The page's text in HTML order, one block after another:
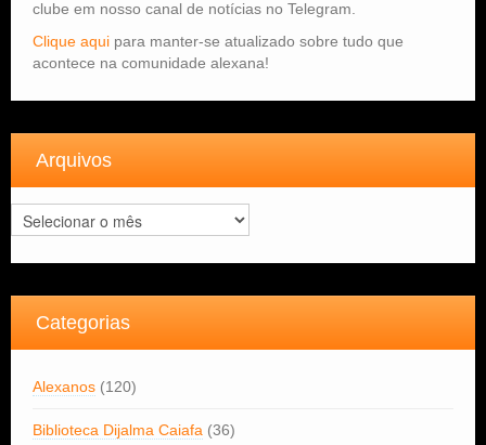
clube em nosso canal de notícias no Telegram.
Clique aqui para manter-se atualizado sobre tudo que
acontece na comunidade alexana!
Arquivos
Arquivos
Categorias
Alexanos (120)
Biblioteca Dijalma Caiafa (36)